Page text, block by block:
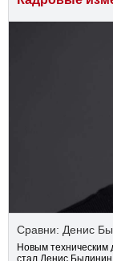
Сравни: Денис
Новым техническим